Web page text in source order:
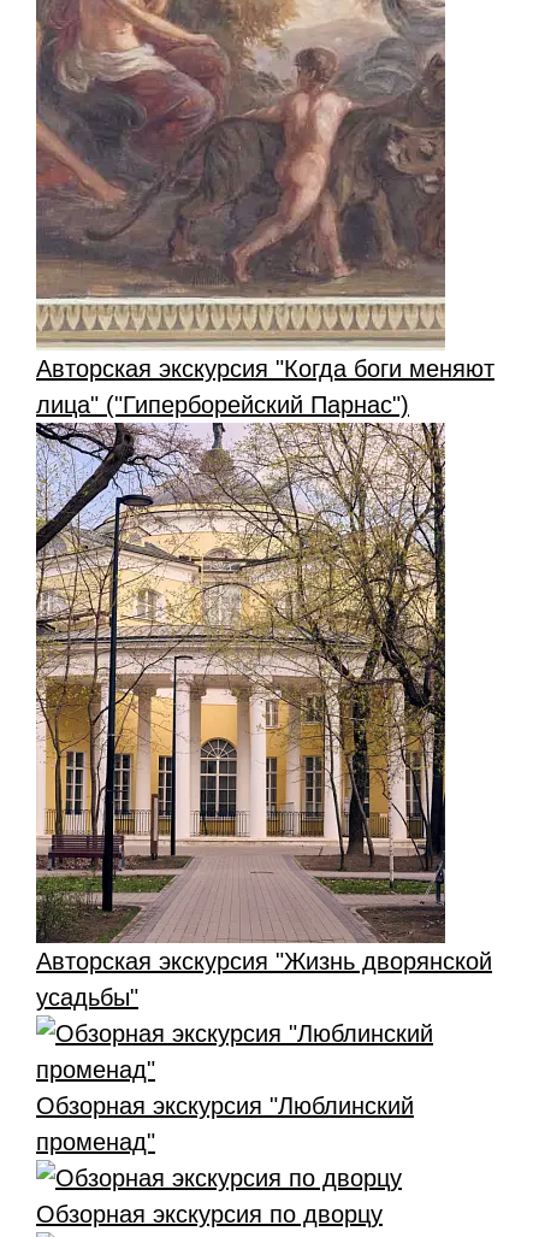
Авторская экскурсия "Когда боги меняют
лица" ("Гиперборейский Парнас")
Авторская экскурсия "Жизнь дворянской
усадьбы"
Обзорная экскурсия "Люблинский
променад"
Обзорная экскурсия по дворцу